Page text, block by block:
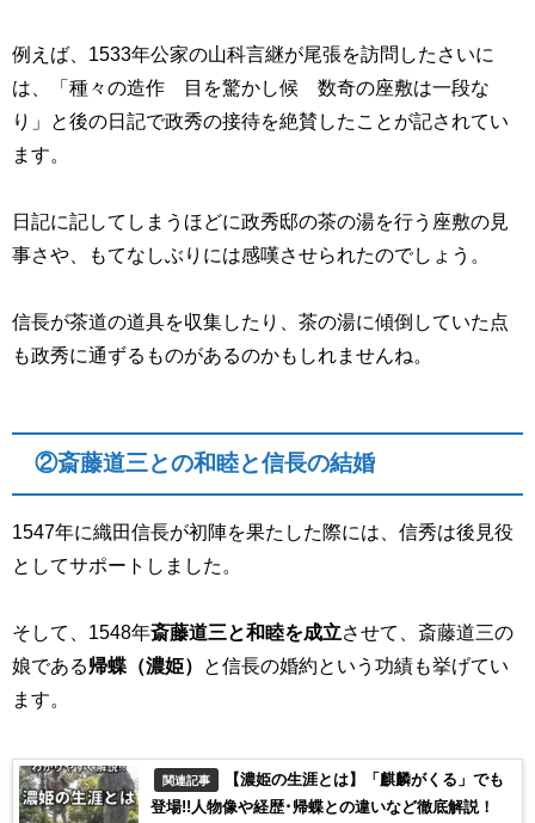
例えば、1533年公家の山科言継が尾張を訪問したさいに
は、「種々の造作 目を驚かし候 数奇の座敷は一段な
り」と後の日記で政秀の接待を絶賛したことが記されてい
ます。
日記に記してしまうほどに政秀邸の茶の湯を行う座敷の見
事さや、もてなしぶりには感嘆させられたのでしょう。
信長が茶道の道具を収集したり、茶の湯に傾倒していた点
も政秀に通ずるものがあるのかもしれませんね。
②斎藤道三との和睦と信長の結婚
1547年に織田信長が初陣を果たした際には、信秀は後見役
としてサポートしました。
そして、1548年斎藤道三と和睦を成立させて、斎藤道三の
娘である帰蝶（濃姫）
と信長の婚約という功績も挙げてい
ます。
関連記事
【濃姫の生涯とは】「麒麟がくる」でも
登場!!人物像や経歴･帰蝶との違いなど徹底解説！